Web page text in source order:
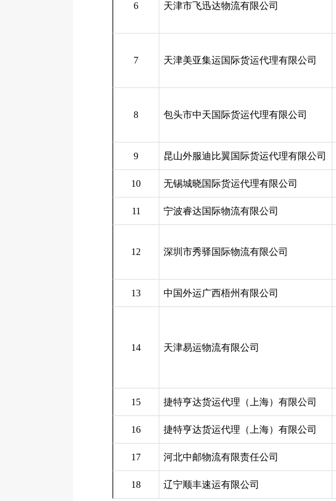
6 天津市飞迅达物流有限公司
7 天津美亚集运国际货运代理有限公司
8 包头市中天国际货运代理有限公司
9 昆山外服迪比翼国际货运代理有限公司
10 无锡城晓国际货运代理有限公司
11 宁波睿达国际物流有限公司
12 深圳市秀驿国际物流有限公司
13 中国外运广西梧州有限公司
14 天津易运物流有限公司
15 捷特亨达货运代理（上海）有限公司
16 捷特亨达货运代理（上海）有限公司
17 河北中邮物流有限责任公司
18 辽宁顺丰速运有限公司